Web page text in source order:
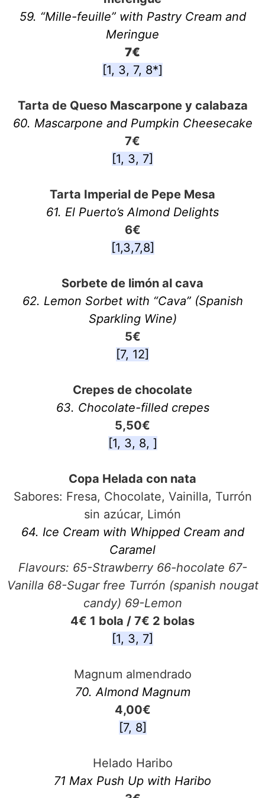
59. “Mille-feuille” with Pastry Cream and
Meringue
7€
[1, 3, 7, 8*]
Tarta de Queso Mascarpone y calabaza
60. Mascarpone and Pumpkin Cheesecake
7€
[1, 3, 7]
Tarta Imperial de Pepe Mesa
61. El Puerto’s Almond Delights
6€
[1,3,7,8]
Sorbete de limón al cava
62. Lemon Sorbet with “Cava” (Spanish
Sparkling Wine)
5€
[7, 12]
Crepes de chocolate
63. Chocolate-filled crepes
5,50€
[1, 3, 8, ]
Copa Helada con nata
Sabores: Fresa, Chocolate, Vainilla, Turrón
sin azúcar, Limón
64. Ice Cream with Whipped Cream and
Caramel
Flavours: 65-Strawberry 66-hocolate 67-
Vanilla 68-Sugar free Turrón (spanish nougat
candy) 69-Lemon
4€ 1 bola / 7€ 2 bolas
[1, 3, 7]
Magnum almendrado
70. Almond Magnum
4,00€
[7, 8]
Helado Haribo
71 Max Push Up with Haribo